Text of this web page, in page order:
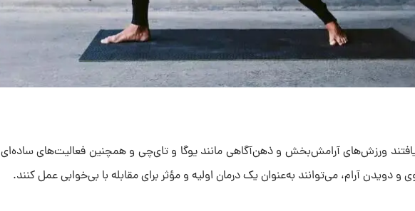
ورزش‌های آرامش‌بخش و ذهن‌آگاهی مانند یوگا و تای‌چی و همچنین فعالیت‌های ساده‌ای
و دویدن آرام، می‌توانند به‌عنوان یک درمان اولیه و مؤثر برای مقابله با بی‌خوابی عمل کنند.